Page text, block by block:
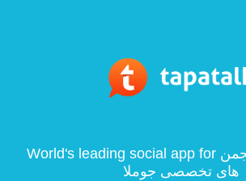
World's leading social app for پارس جوم :: انجمن
های تخصصی جوملا